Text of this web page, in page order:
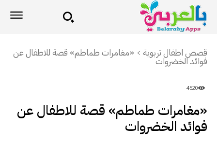
قصص اطفال تربوية «مغامرات طماطم» قصة للاطفال عن
فوائد الخضروات
4520
«مغامرات طماطم» قصة للاطفال عن
فوائد الخضروات